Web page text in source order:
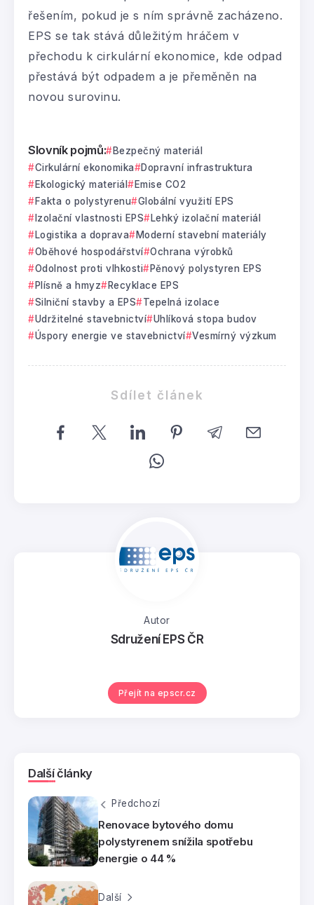
řešením, pokud je s ním správně zacházeno.
EPS se tak stává důležitým hráčem v
přechodu k cirkulární ekonomice, kde odpad
přestává být odpadem a je přeměněn na
novou surovinu.
Slovník pojmů:
Bezpečný materiál
Cirkulární ekonomika
Dopravní infrastruktura
Ekologický materiál
Emise CO2
Fakta o polystyrenu
Globální využití EPS
Izolační vlastnosti EPS
Lehký izolační materiál
Logistika a doprava
Moderní stavební materiály
Oběhové hospodářství
Ochrana výrobků
Odolnost proti vlhkosti
Pěnový polystyren EPS
Plísně a hmyz
Recyklace EPS
Silniční stavby a EPS
Tepelná izolace
Udržitelné stavebnictví
Uhlíková stopa budov
Úspory energie ve stavebnictví
Vesmírný výzkum
Sdílet článek
Autor
Sdružení EPS ČR
Přejít na epscr.cz
Další články
Předchozí
Renovace bytového domu
polystyrenem snížila spotřebu
energie o 44 %
Další